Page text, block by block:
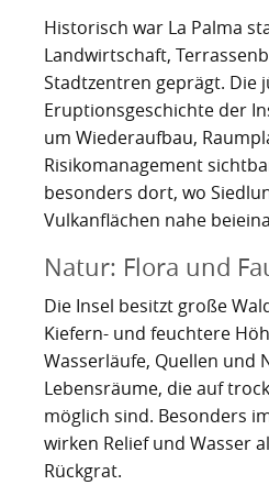
Los
Das
Pyramiden
Riesenkalmare in denGranadilla
Guía de
Icod de los
La
La
La Victoria
Los
Los
Guayota - Teide, Feuer
Magec - Sonne, Licht
Chaxiraxi -
Achuguayo - Mond, Zeit
Wie Kastilien die
Die Schlachten
Der
Konstanz und
Piratenangriffe auf
François
Amaro
Garachico
Die Schlacht von
Ferienwohnungen
Finca oder
Die
Teneriffas
Zwischen
Die Geologie
Die
Legenden, Geheimnisse und
La Palma und die
Historisch war La Palma
Landwirtschaft,
Stadtzentren geprägt. Die
Eruptionsgeschichte der
um Wiederaufbau,
Risikomanagement
besonders dort, wo
Vulkanflächen nahe
Natur: Flora und
Die Insel besitzt große
Kiefern- und feuchtere
Wasserläufe, Quellen und
Lebensräume, die auf
möglich sind. Besonders
wirken Relief und Wasser
Rückgrat.